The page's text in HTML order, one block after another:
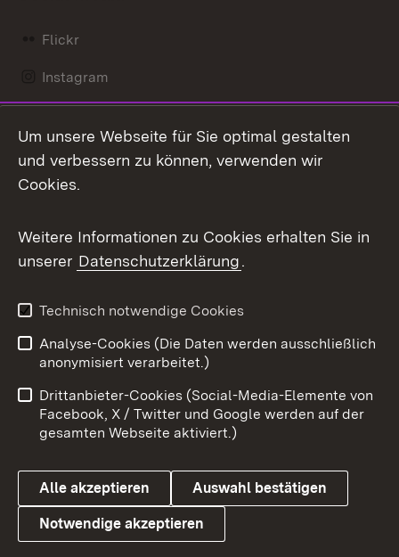
Flickr
Instagram
Mastodon
Messenger
Social Wall
X / Twitter
Youtube
Link zum Landesportal
Benutzungshinweise
Barrierefreiheit
Datenschutz
Cookies
Um unsere Webseite für Sie optimal gestalten
und verbessern zu können, verwenden wir
Cookies.
Weitere Informationen zu Cookies erhalten Sie in
unserer Datenschutzerklärung.
Technisch notwendige Cookies
Analyse-Cookies (Die Daten werden ausschließlich
anonymisiert verarbeitet.)
Drittanbieter-Cookies (Social-Media-Elemente von
Facebook, X / Twitter und Google werden auf der
gesamten Webseite aktiviert.)
Alle akzeptieren Auswahl bestätigen
Notwendige akzeptieren